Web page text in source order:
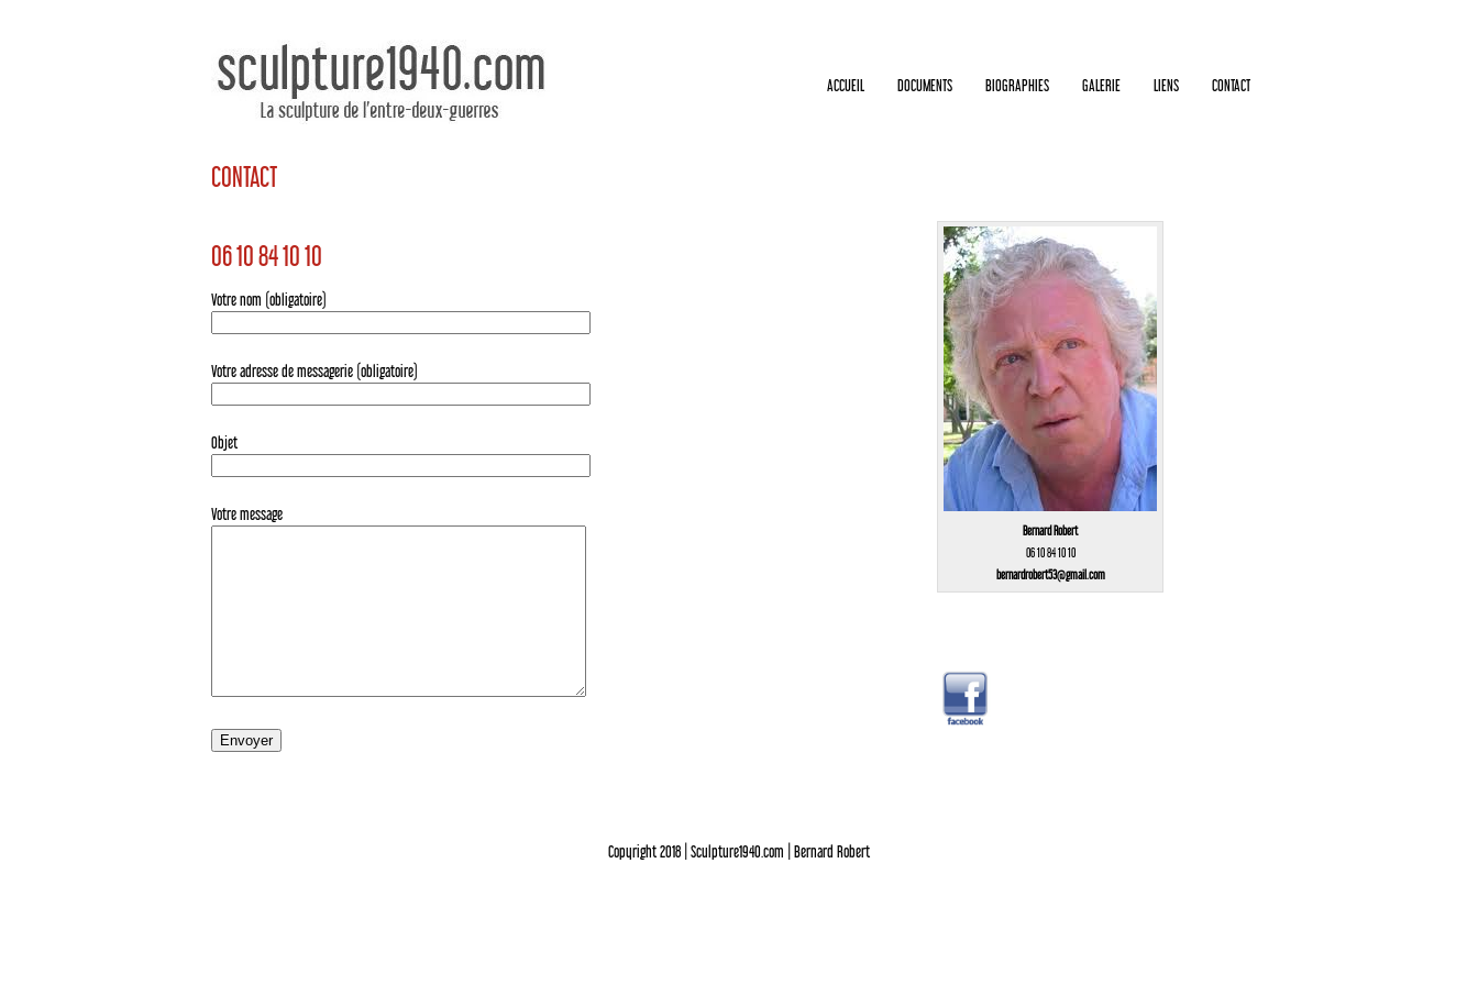
ACCUEIL DOCUMENTS BIOGRAPHIES GALERIE LIENS CONTACT
CONTACT
06 10 84 10 10
Votre nom (obligatoire)
Votre adresse de messagerie (obligatoire)
Objet
Votre message
Bernard Robert
06 10 84 10 10
bernardrobert53@gmail.com
Copyright 2018 | Sculpture1940.com | Bernard Robert